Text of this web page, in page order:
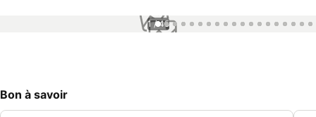
1 / 45
Bon à savoir